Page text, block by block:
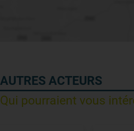
AUTRES ACTEURS
Qui pourraient vous